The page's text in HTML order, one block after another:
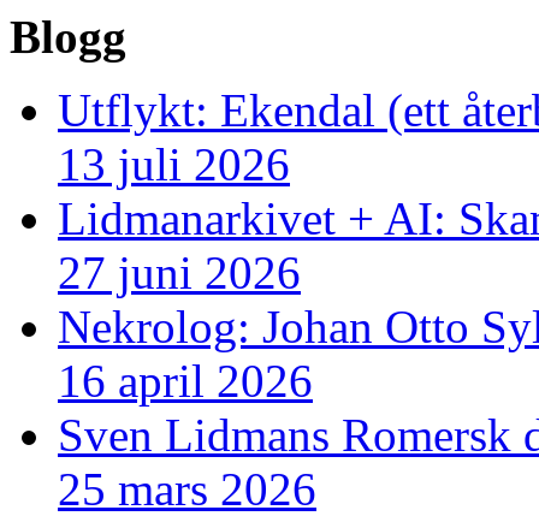
Blogg
Utflykt: Ekendal (ett
13 juli 2026
Lidmanarkivet + AI:
27 juni 2026
Nekrolog: Johan Otto
16 april 2026
Sven Lidmans Romersk
25 mars 2026